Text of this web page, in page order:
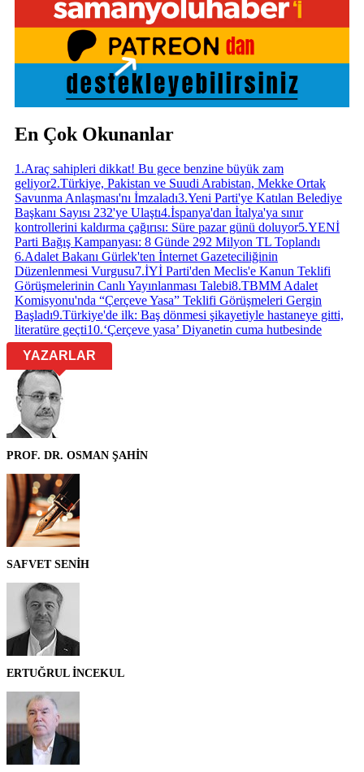
En Çok Okunanlar
1 .Araç sahipleri dikkat! Bu gece benzine büyük zam
geliyor2.Türkiye, Pakistan ve Suudi Arabistan, Mekke Ortak
Savunma Anlaşması'nı İmzaladı3.Yeni Parti'ye Katılan Belediye
Başkanı Sayısı 232'ye Ulaştı4.İspanya'dan İtalya'ya sınır
kontrollerini kaldırma çağırısı: Süre pazar günü doluyor5.YENİ
Parti Bağış Kampanyası: 8 Günde 292 Milyon TL Toplandı
6.Adalet Bakanı Gürlek'ten İnternet Gazeteciliğinin
Düzenlenmesi Vurgusu7.İYİ Parti'den Meclis'e Kanun Teklifi
Görüşmelerinin Canlı Yayınlanması Talebi8.TBMM Adalet
Komisyonu'nda “Çerçeve Yasa” Teklifi Görüşmeleri Gergin
Başladı9.Türkiye'de ilk: Baş dönmesi şikayetiyle hastaneye gitti,
literatüre geçti10.‘Çerçeve yasa’ Diyanetin cuma hutbesinde
YAZARLAR
PROF. DR. OSMAN ŞAHİN
SAFVET SENİH
ERTUĞRUL İNCEKUL